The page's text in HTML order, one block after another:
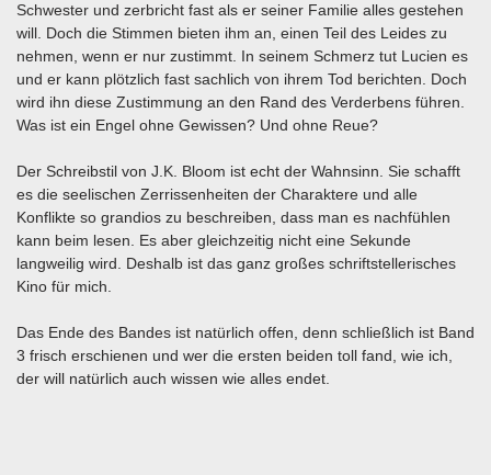
Schwester und zerbricht fast als er seiner Familie alles gestehen
will. Doch die Stimmen bieten ihm an, einen Teil des Leides zu
nehmen, wenn er nur zustimmt. In seinem Schmerz tut Lucien es
und er kann plötzlich fast sachlich von ihrem Tod berichten. Doch
wird ihn diese Zustimmung an den Rand des Verderbens führen.
Was ist ein Engel ohne Gewissen? Und ohne Reue?
Der Schreibstil von J.K. Bloom ist echt der Wahnsinn. Sie schafft
es die seelischen Zerrissenheiten der Charaktere und alle
Konflikte so grandios zu beschreiben, dass man es nachfühlen
kann beim lesen. Es aber gleichzeitig nicht eine Sekunde
langweilig wird. Deshalb ist das ganz großes schriftstellerisches
Kino für mich.
Das Ende des Bandes ist natürlich offen, denn schließlich ist Band
3 frisch erschienen und wer die ersten beiden toll fand, wie ich,
der will natürlich auch wissen wie alles endet.